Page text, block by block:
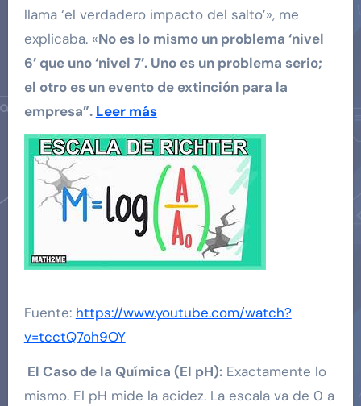
llama ‘el verdadero impacto del salto’», me
explicaba. «No es lo mismo un problema ‘nivel
6’ que uno ‘nivel 7’. Uno es un problema serio;
el otro es un evento de extinción para la
empresa”. Leer más
Fuente: https://www.youtube.com/watch?
v=tcctQ7oh9OY
El Caso de la Química (El pH):Exactamente lo
mismo. El pH mide la acidez. La escala va de 0 a